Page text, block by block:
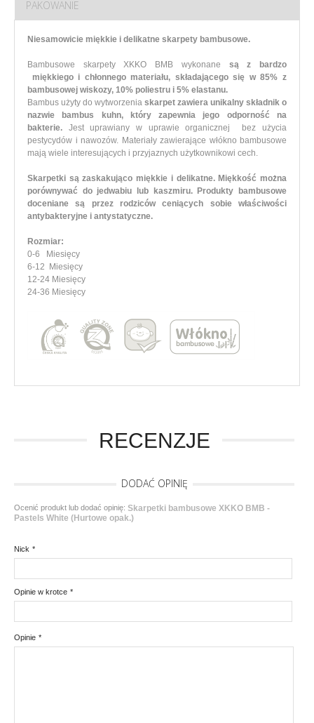
PAKOWANIE
Niesamowicie miękkie i delikatne skarpety bambusowe.
Bambusowe skarpety XKKO BMB wykonane są z bardzo
miękkiego i chłonnego materiału, składającego się w 85% z
bambusowej wiskozy, 10% poliestru i 5% elastanu.
Bambus użyty do wytworzenia skarpet zawiera unikalny składnik o
nazwie bambus kuhn, który zapewnia jego odporność na
bakterie. Jest uprawiany w uprawie organicznej bez użycia
pestycydów i nawozów. Materiały zawierające włókno bambusowe
mają wiele interesujących i przyjaznych użytkownikowi cech.
Skarpetki są zaskakująco miękkie i delikatne. Miękkość można
porównywać do jedwabiu lub kaszmiru. Produkty bambusowe
doceniane są przez rodziców ceniących sobie właściwości
antybakteryjne i antystatyczne.
Rozmiar:
0-6 Miesięcy
6-12 Miesięcy
12-24 Miesięcy
24-36 Miesięcy
RECENZJE
DODAĆ OPINIĘ
Ocenić produkt lub dodać opinię: Skarpetki bambusowe XKKO BMB -
Pastels White (Hurtowe opak.)
*
Nick
*
Opinie w krotce
*
Opinie